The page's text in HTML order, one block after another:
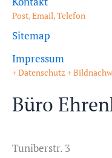
Post, Email, Telefon
Sitemap
Impressum
+ Datenschutz +
Büro
Tuniberstr. 3